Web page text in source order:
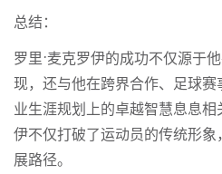
总结：
罗里·麦克罗伊的成功不仅源于
现，还与他在跨界合作、足球
业生涯规划上的卓越智慧息息
伊不仅打破了运动员的传统形
展路径。